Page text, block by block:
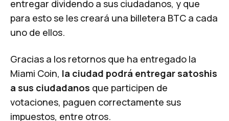
entregar dividendo a sus ciudadanos, y que
para esto se les creará una billetera BTC a cada
uno de ellos.
Gracias a los retornos que ha entregado la
Miami Coin, la ciudad podrá entregar satoshis
a sus ciudadanos que participen de
votaciones, paguen correctamente sus
impuestos, entre otros.